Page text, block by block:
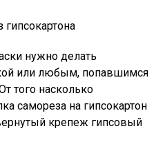
нужно делать
или любым, попавшимся
того насколько
самореза на гипсокартон
крепеж гипсовый